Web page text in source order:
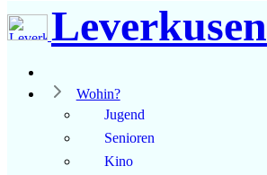
Leverkusen
Wohin?
Jugend
Senioren
Kino